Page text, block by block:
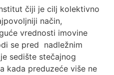
čiji je cilj kolektivno
način,
vrednosti imovine
se pred nadležnim
sedište stečajnog
kada preduzeće više ne